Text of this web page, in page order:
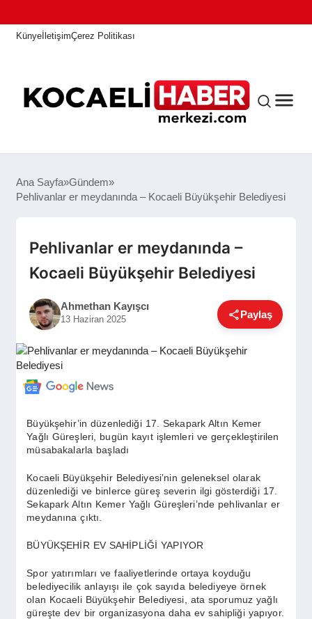
KünyeİletişimÇerez Politikası
ANASAYFA
ASAYIŞ
GÜNDEM
SIYASET
EĞITIM
EKONOMI
DÜNYA
SAĞLIK
Ana Sayfa Gündem
Pehlivanlar er meydanında – Kocaeli Büyükşehir Belediyesi
Pehlivanlar er meydanında –
Kocaeli Büyükşehir Belediyesi
Ahmethan Kayışcı
13 Haziran 2025 Paylaş
Büyükşehir’in düzenlediği 17. Sekapark Altın Kemer
Yağlı Güreşleri, bugün kayıt işlemleri ve gerçekleştirilen
müsabakalarla başladı
Kocaeli Büyükşehir Belediyesi’nin geleneksel olarak
düzenlediği ve binlerce güreş severin ilgi gösterdiği 17.
Sekapark Altın Kemer Yağlı Güreşleri’nde pehlivanlar er
meydanına çıktı.
BÜYÜKŞEHİR EV SAHİPLİĞİ YAPIYOR
Spor yatırımları ve faaliyetlerinde ortaya koyduğu
belediyecilik anlayışı ile çok sayıda belediyeye örnek
olan Kocaeli Büyükşehir Belediyesi, ata sporumuz yağlı
güreşte dev bir organizasyona daha ev sahipliği yapıyor.